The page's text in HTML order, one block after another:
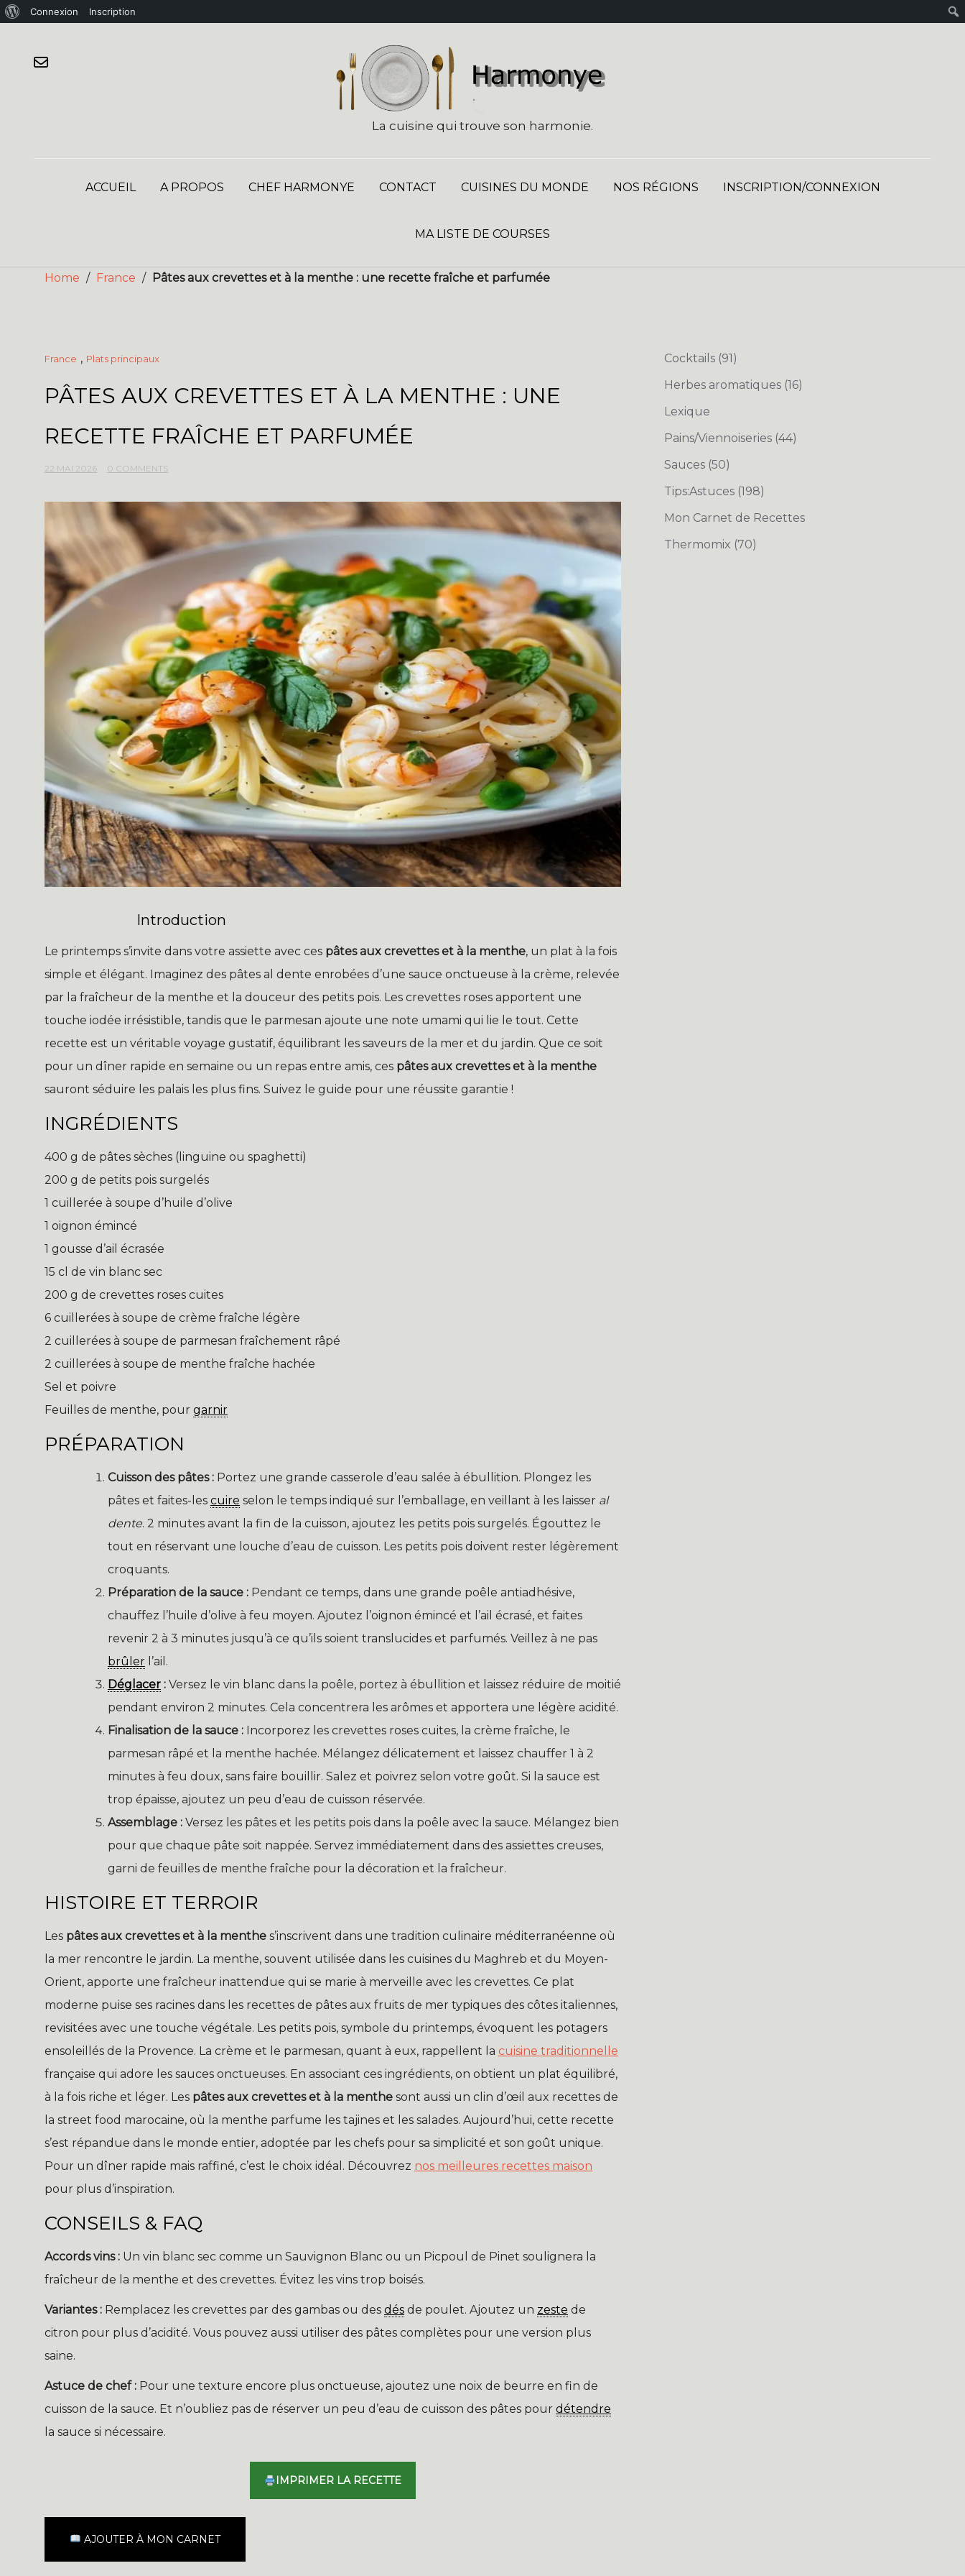
Connexion Inscription
La cuisine qui trouve son harmonie.
ACCUEIL A PROPOS CHEF HARMONYE CONTACT CUISINES DU MONDE NOS RÉGIONS INSCRIPTION/CONNEXION
MA LISTE DE COURSES
Home / France / Pâtes aux crevettes et à la menthe : une recette fraîche et parfumée
France , Plats principaux
PÂTES AUX CREVETTES ET À LA MENTHE : UNE
RECETTE FRAÎCHE ET PARFUMÉE
22 MAI 2026 0 COMMENTS
Introduction
Le printemps s’invite dans votre assiette avec ces pâtes aux crevettes et à la menthe, un plat à la fois
simple et élégant. Imaginez des pâtes al dente enrobées d’une sauce onctueuse à la crème, relevée
par la fraîcheur de la menthe et la douceur des petits pois. Les crevettes roses apportent une
touche iodée irrésistible, tandis que le parmesan ajoute une note umami qui lie le tout. Cette
recette est un véritable voyage gustatif, équilibrant les saveurs de la mer et du jardin. Que ce soit
pour un dîner rapide en semaine ou un repas entre amis, ces pâtes aux crevettes et à la menthe
sauront séduire les palais les plus fins. Suivez le guide pour une réussite garantie !
INGRÉDIENTS
400 g de pâtes sèches (linguine ou spaghetti)
200 g de petits pois surgelés
1 cuillerée à soupe d’huile d’olive
1 oignon émincé
1 gousse d’ail écrasée
15 cl de vin blanc sec
200 g de crevettes roses cuites
6 cuillerées à soupe de crème fraîche légère
2 cuillerées à soupe de parmesan fraîchement râpé
2 cuillerées à soupe de menthe fraîche hachée
Sel et poivre
Feuilles de menthe, pour garnir
PRÉPARATION
Cuisson des pâtes : Portez une grande casserole d’eau salée à ébullition. Plongez les
pâtes et faites-les cuire selon le temps indiqué sur l’emballage, en veillant à les laisser al
dente. 2 minutes avant la fin de la cuisson, ajoutez les petits pois surgelés. Égouttez le
tout en réservant une louche d’eau de cuisson. Les petits pois doivent rester légèrement
croquants.
Préparation de la sauce : Pendant ce temps, dans une grande poêle antiadhésive,
chauffez l’huile d’olive à feu moyen. Ajoutez l’oignon émincé et l’ail écrasé, et faites
revenir 2 à 3 minutes jusqu’à ce qu’ils soient translucides et parfumés. Veillez à ne pas
brûler l’ail.
Déglacer : Versez le vin blanc dans la poêle, portez à ébullition et laissez réduire de moitié
pendant environ 2 minutes. Cela concentrera les arômes et apportera une légère acidité.
Finalisation de la sauce : Incorporez les crevettes roses cuites, la crème fraîche, le
parmesan râpé et la menthe hachée. Mélangez délicatement et laissez chauffer 1 à 2
minutes à feu doux, sans faire bouillir. Salez et poivrez selon votre goût. Si la sauce est
trop épaisse, ajoutez un peu d’eau de cuisson réservée.
Assemblage : Versez les pâtes et les petits pois dans la poêle avec la sauce. Mélangez bien
pour que chaque pâte soit nappée. Servez immédiatement dans des assiettes creuses,
garni de feuilles de menthe fraîche pour la décoration et la fraîcheur.
HISTOIRE ET TERROIR
Les pâtes aux crevettes et à la menthe s’inscrivent dans une tradition culinaire méditerranéenne où
la mer rencontre le jardin. La menthe, souvent utilisée dans les cuisines du Maghreb et du Moyen-
Orient, apporte une fraîcheur inattendue qui se marie à merveille avec les crevettes. Ce plat
moderne puise ses racines dans les recettes de pâtes aux fruits de mer typiques des côtes italiennes,
revisitées avec une touche végétale. Les petits pois, symbole du printemps, évoquent les potagers
ensoleillés de la Provence. La crème et le parmesan, quant à eux, rappellent la cuisine traditionnelle
française qui adore les sauces onctueuses. En associant ces ingrédients, on obtient un plat équilibré,
à la fois riche et léger. Les pâtes aux crevettes et à la menthe sont aussi un clin d’œil aux recettes de
la street food marocaine, où la menthe parfume les tajines et les salades. Aujourd’hui, cette recette
s’est répandue dans le monde entier, adoptée par les chefs pour sa simplicité et son goût unique.
Pour un dîner rapide mais raffiné, c’est le choix idéal. Découvrez nos meilleures recettes maison
pour plus d’inspiration.
CONSEILS & FAQ
Accords vins : Un vin blanc sec comme un Sauvignon Blanc ou un Picpoul de Pinet soulignera la
fraîcheur de la menthe et des crevettes. Évitez les vins trop boisés.
Variantes : Remplacez les crevettes par des gambas ou des dés de poulet. Ajoutez un zeste de
citron pour plus d’acidité. Vous pouvez aussi utiliser des pâtes complètes pour une version plus
saine.
Astuce de chef : Pour une texture encore plus onctueuse, ajoutez une noix de beurre en fin de
cuisson de la sauce. Et n’oubliez pas de réserver un peu d’eau de cuisson des pâtes pour détendre
la sauce si nécessaire.
IMPRIMER LA RECETTE
AJOUTER À MON CARNET
Cocktails (91)
Herbes aromatiques (16)
Lexique
Pains/Viennoiseries (44)
Sauces (50)
Tips:Astuces (198)
Mon Carnet de Recettes
Thermomix (70)